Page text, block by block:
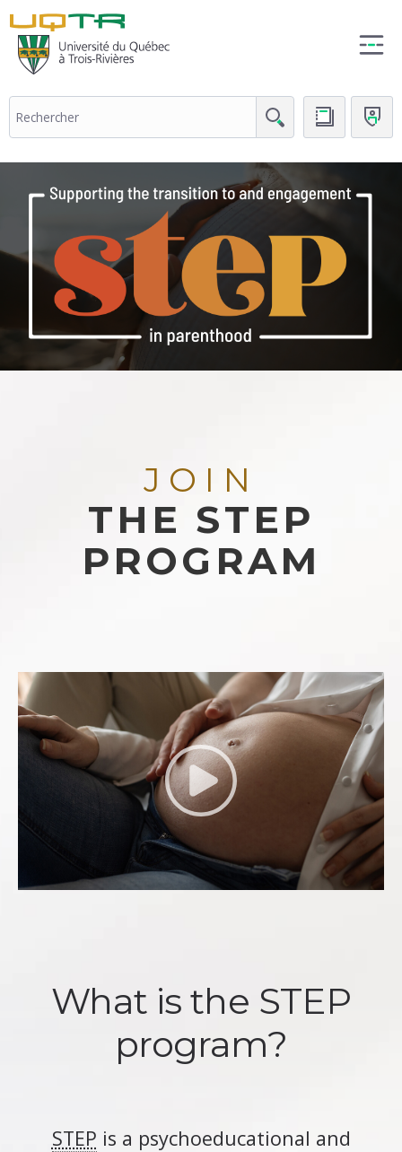
JOIN
THE STEP
PROGRAM
What is the STEP
program?
STEP is a psychoeducational and